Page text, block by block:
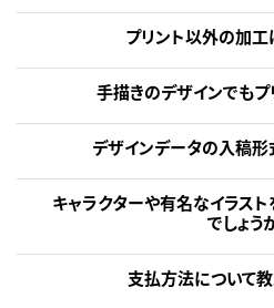
プリント以外の加工
手描きのデザインでもプ
デザインデータの入稿形
キャラクターや有名なイラス
でしょう
支払方法について教